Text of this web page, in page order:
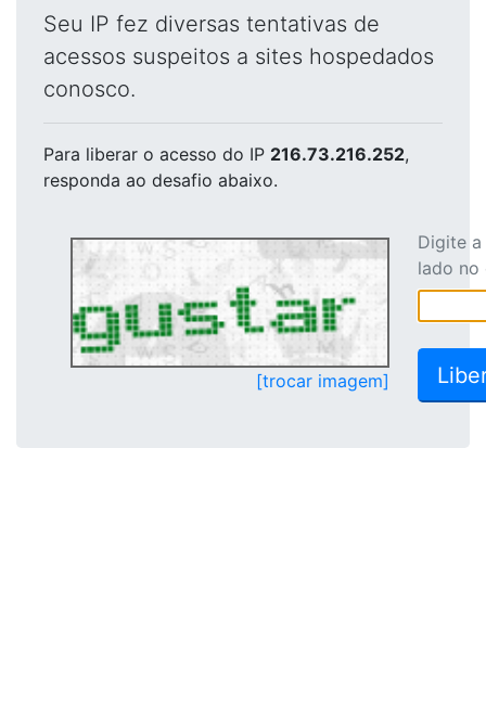
Seu IP fez diversas tentativas de
acessos suspeitos a sites hospedados
conosco.
Para liberar o acesso do IP 216.73.216.252,
responda ao desafio abaixo.
[trocar imagem]
Digite
lado no